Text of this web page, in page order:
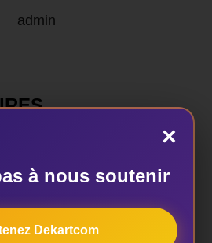
admin
×
à nous soutenir
Dekartcom